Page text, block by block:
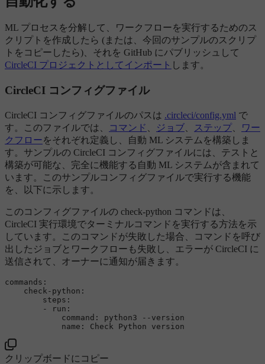
ML プロセスを分解して、ワークフローを実行するためのス
クリプトを作成したら (または、今回のサンプルのスクリプ
トをコピーしたら)、それを GitHub にパブリッシュして
CircleCI プロジェクトとしてインポート します。
CircleCI コンフィグファイル
CircleCI コンフィグファイルのパスは .circleci/config.yml で
す。このファイルでは、
コマンド ジョブ ステップ、
ワー
クフローをそれぞれ定義し、自動 ML システムを構築しま
す。サンプルの CircleCI コンフィグファイルには、テストと
構築が可能な、完全に機能する自動 ML システムが含まれて
います。このサンプルコンフィグファイルで実行する機能
を、以下に示します。
このコンフィグファイルの check-python コマンドは、
CircleCI 実行環境でターミナルコマンドを実行する方法を示
しています。このコマンドが失敗した場合、コマンドを呼び
出したジョブとワークフローも失敗し、エラーが CircleCI に
送信されて、オーナーに通知が届きます。
commands:
check-python:
steps:
-
run:
command:
python3
--version
name:
Check Python version
クリップボードにコピー